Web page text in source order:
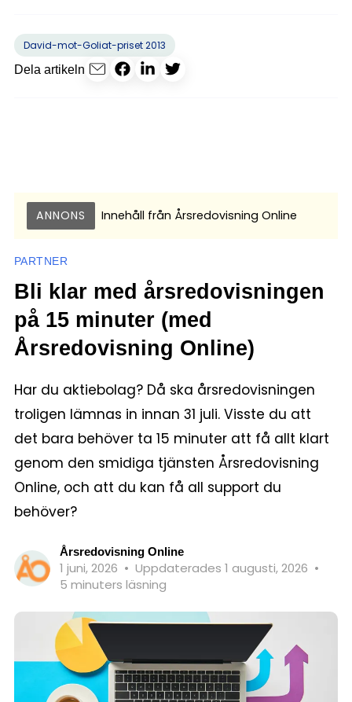
David-mot-Goliat-priset 2013
Dela artikeln
ANNONS Innehåll från Årsredovisning Online
PARTNER
Bli klar med årsredovisningen
på 15 minuter (med
Årsredovisning Online)
Har du aktiebolag? Då ska årsredovisningen
troligen lämnas in innan 31 juli. Visste du att
det bara behöver ta 15 minuter att få allt klart
genom den smidiga tjänsten Årsredovisning
Online, och att du kan få all support du
behöver?
Årsredovisning Online
1 juni, 2026 • Uppdaterades 1 augusti, 2026 •
5 minuters läsning